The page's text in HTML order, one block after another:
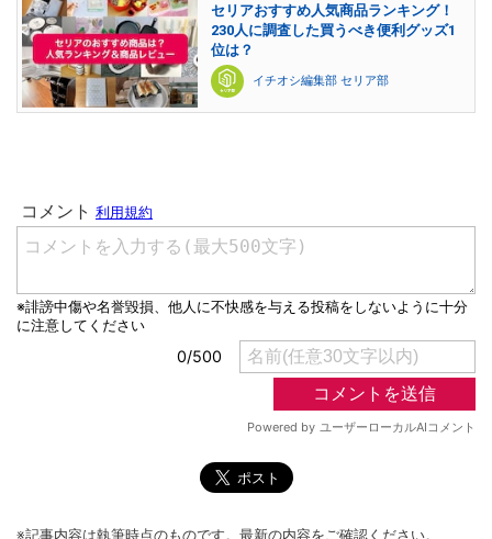
セリアおすすめ人気商品ランキング！
230人に調査した買うべき便利グッズ1
位は？
イチオシ編集部 セリア部
※記事内容は執筆時点のものです。最新の内容をご確認ください。